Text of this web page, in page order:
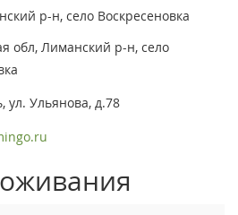
р-н, село Воскресеновка
обл, Лиманский р-н, село
ул. Ульянова, д.78